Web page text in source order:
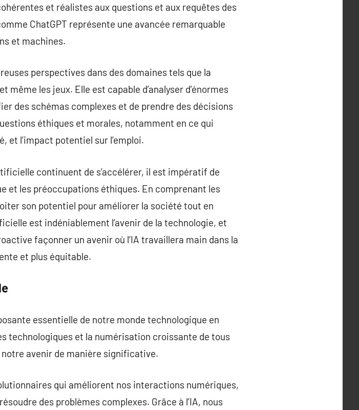
et réalistes aux questions et aux requêtes des
ChatGPT représente une avancée remarquable
et machines.
perspectives dans des domaines tels que la
les jeux. Elle est capable d’analyser d’énormes
des schémas complexes et de prendre des décisions
éthiques et morales, notamment en ce qui
et l’impact potentiel sur l’emploi.
continuent de s’accélérer, il est impératif de
et les préoccupations éthiques. En comprenant les
son potentiel pour améliorer la société tout en
est indéniablement l’avenir de la technologie, et
façonner un avenir où l’IA travaillera main dans la
et plus équitable.
essentielle de notre monde technologique en
technologiques et la numérisation croissante de tous
avenir de manière significative.
qui améliorent nos interactions numériques,
des problèmes complexes. Grâce à l’IA, nous